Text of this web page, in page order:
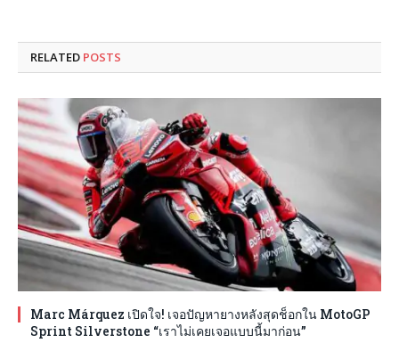
RELATED POSTS
Marc Márquez เปิดใจ! เจอปัญหายางหลังสุดช็อกใน MotoGP
Sprint Silverstone “เราไม่เคยเจอแบบนี้มาก่อน”